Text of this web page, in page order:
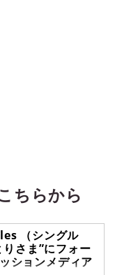
ちらから
（シングル
さま”にフォー
ションメディア